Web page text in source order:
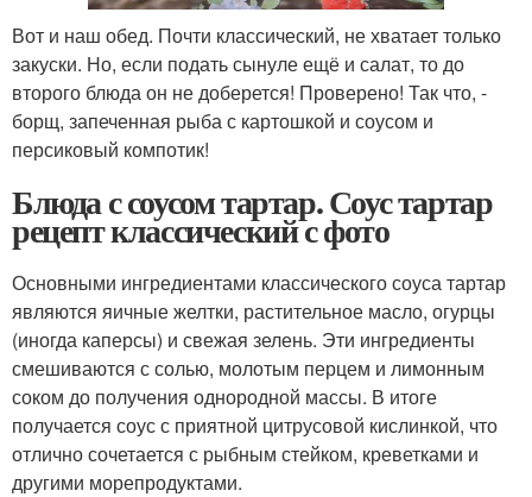
Вот и наш обед. Почти классический, не хватает только
закуски. Но, если подать сынуле ещё и салат, то до
второго блюда он не доберется! Проверено! Так что, -
борщ, запеченная рыба с картошкой и соусом и
персиковый компотик!
Блюда с соусом тартар. Соус тартар
рецепт классический с фото
Основными ингредиентами классического соуса тартар
являются яичные желтки, растительное масло, огурцы
(иногда каперсы) и свежая зелень. Эти ингредиенты
смешиваются с солью, молотым перцем и лимонным
соком до получения однородной массы. В итоге
получается соус с приятной цитрусовой кислинкой, что
отлично сочетается с рыбным стейком, креветками и
другими морепродуктами.